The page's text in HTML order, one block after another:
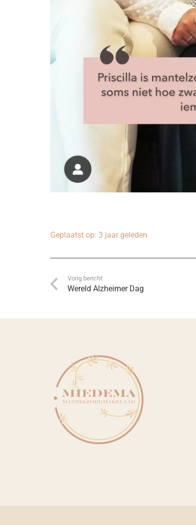
Geplaatst op: 3 jaar geleden
Vorig bericht
Wereld Alzheimer Dag